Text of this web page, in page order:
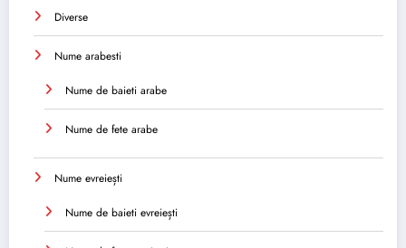
Diverse
Nume arabesti
Nume de baieti arabe
Nume de fete arabe
Nume evreiești
Nume de baieti evreiești